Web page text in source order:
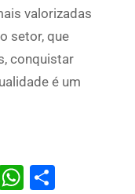
valorizadas
setor, que
conquistar
é um